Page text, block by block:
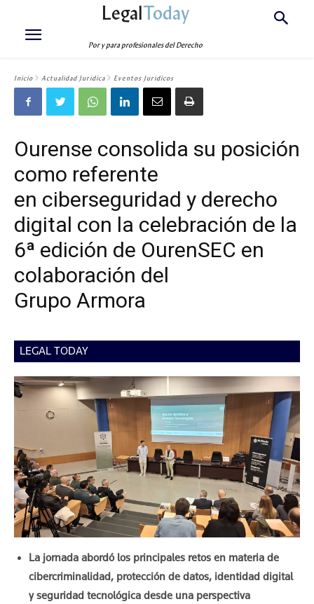
LegalToday
Por y para profesionales del Derecho
Inicio Actualidad Jurídica Eventos Jurídicos
Ourense consolida su posición
como referente
en ciberseguridad y derecho
digital con la celebración de la
6ª edición de OurenSEC en
colaboración del
Grupo Armora
LEGAL TODAY
La jornada abordó los principales retos en materia de
cibercriminalidad, protección de datos, identidad digital
y seguridad tecnológica desde una perspectiva